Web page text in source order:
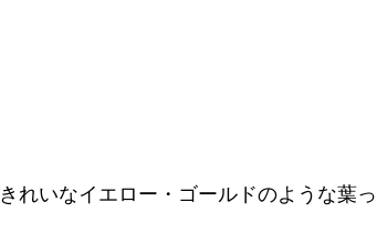
れいなイエロー・ゴールドのような葉